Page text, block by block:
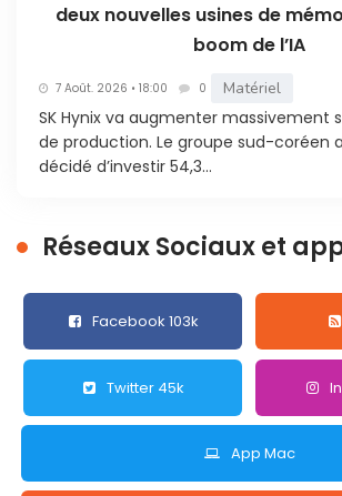
deux nouvelles usines de
boom de l’IA
7 Août. 2026 • 18:00 0 Matériel
SK Hynix va augmenter massivement
de production. Le groupe sud-coréen
décidé d’investir 54,3...
Réseaux Sociaux et
Facebook 103k
Twitter 45k
App Mac